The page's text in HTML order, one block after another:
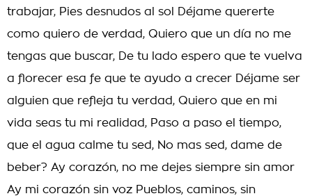
trabajar, Pies desnudos al sol Déjame quererte
como quiero de verdad, Quiero que un día no me
tengas que buscar, De tu lado espero que te vuelva
a florecer esa fe que te ayudo a crecer Déjame ser
alguien que refleja tu verdad, Quiero que en mi
vida seas tu mi realidad, Paso a paso el tiempo,
que el agua calme tu sed, No mas sed, dame de
beber? Ay corazón, no me dejes siempre sin amor
Ay mi corazón sin voz Pueblos, caminos, sin